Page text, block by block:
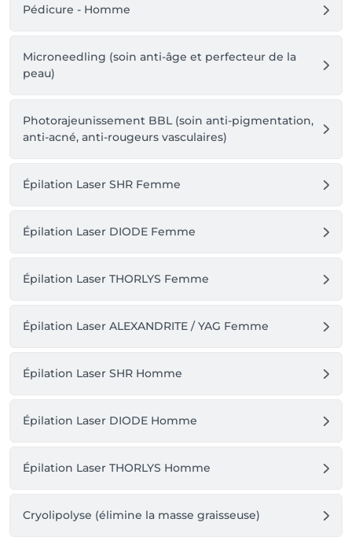
Pédicure - Homme
Microneedling (soin anti-âge et perfecteur de la
peau)
Photorajeunissement BBL (soin anti-pigmentation,
anti-acné, anti-rougeurs vasculaires)
Épilation Laser SHR Femme
Épilation Laser DIODE Femme
Épilation Laser THORLYS Femme
Épilation Laser ALEXANDRITE / YAG Femme
Épilation Laser SHR Homme
Épilation Laser DIODE Homme
Épilation Laser THORLYS Homme
Cryolipolyse (élimine la masse graisseuse)